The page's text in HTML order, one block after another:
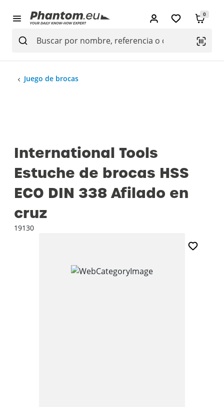
0
Juego de brocas
International Tools
Estuche de brocas HSS
ECO DIN 338 Afilado en
cruz
19130